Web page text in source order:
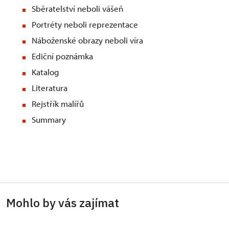
Sběratelství neboli vášeň
Portréty neboli reprezentace
Náboženské obrazy neboli víra
Ediční poznámka
Katalog
Literatura
Rejstřík malířů
Summary
Mohlo by vás zajímat